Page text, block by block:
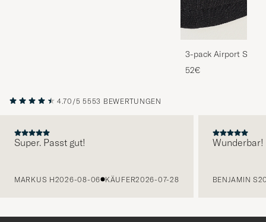
3-pack Airport
Melange
52€
4.70/5 5553 BEWERTUNGEN
Super. Passt gut!
MARKUS H2026-08-06 KÄUFER2026-07-28
Wunderbar!
BENJAMIN S